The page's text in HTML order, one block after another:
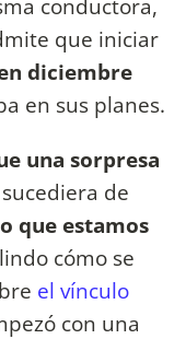
conductora,
que iniciar
diciembre
en sus planes.
una sorpresa
de
que estamos
cómo se
el vínculo
con una